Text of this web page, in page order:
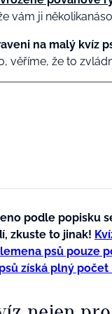
vám ji
na malý kvíz
věříme, že to
podle popisku
zkuste to jinak!
psů pouze
získá plný počet